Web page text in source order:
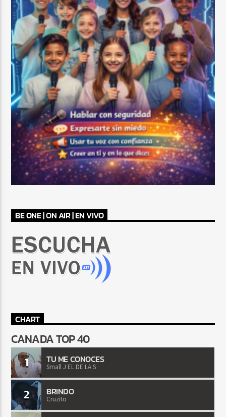
BE ONE | ON AIR | EN VIVO
CHART
CANADA TOP 40
1 TU ME CONOCES
Small J EL DE LA S
2 BRINDO
Cruzito